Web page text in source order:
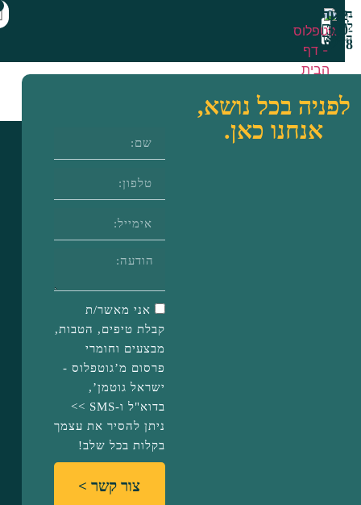
בכל נושא,
אנחנו כאן.
אני מאשר/ת
קבלת טיפים, הטבות,
מבצעים וחומרי
פרסום מ’גוטפלוס -
ישראל גוטמן’,
בדוא"ל ו-SMS >>
ניתן להסיר את עצמך
בקלות בכל שלב!
צור קשר >